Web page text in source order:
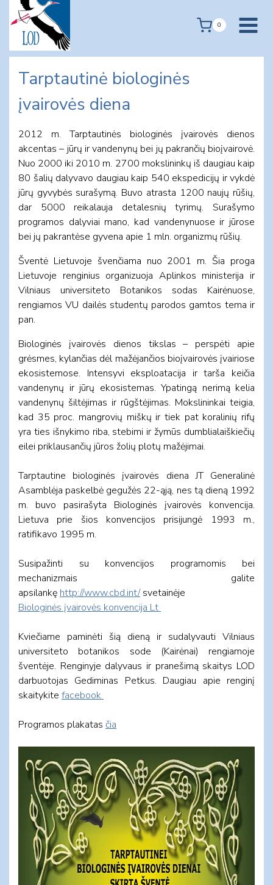
content
0
Tarptautinė biologinės
įvairovės diena
2012 m. Tarptautinės biologinės įvairovės dienos
akcentas – jūrų ir vandenynų bei jų pakrančių bioįvairovė.
Nuo 2000 iki 2010 m. 2700 mokslininkų iš daugiau kaip
80 šalių dalyvavo daugiau kaip 540 ekspedicijų ir vykdė
jūrų gyvybės surašymą. Buvo atrasta 1200 naujų rūšių,
dar 5000 reikalauja detalesnių tyrimų. Surašymo
programos dalyviai mano, kad vandenynuose ir jūrose
bei jų pakrantėse gyvena apie 1 mln. organizmų rūšių.
Šventė Lietuvoje švenčiama nuo 2001 m. Šia proga
Lietuvoje renginius organizuoja Aplinkos ministerija ir
Vilniaus universiteto Botanikos sodas Kairėnuose,
rengiamos VU dailės studentų parodos gamtos tema ir
pan.
Biologinės įvairovės dienos tikslas – perspėti apie
grėsmes, kylančias dėl mažėjančios bioįvairovės įvairiose
ekosistemose. Intensyvi eksploatacija ir tarša keičia
vandenynų ir jūrų ekosistemas. Ypatingą nerimą kelia
vandenynų šiltėjimas ir rūgštėjimas. Mokslininkai teigia,
kad 35 proc. mangrovių miškų ir tiek pat koralinių rifų
yra ties išnykimo riba, stebimi ir žymūs dumblialaiškiečių
eilei priklausančių jūros žolių plotų mažėjimai.
Tarptautine biologinės įvairovės diena JT Generalinė
Asamblėja paskelbė gegužės 22-ąją, nes tą dieną 1992
m. buvo pasirašyta Biologinės įvairovės konvencija.
Lietuva prie šios konvencijos prisijungė 1993 m.,
ratifikavo 1995 m.
Susipažinti su konvencijos programomis bei
mechanizmais galite
apsilankę http://www.cbd.int/svetainėje
Biologinės įvairovės konvencija Lt
Kviečiame paminėti šią dieną ir sudalyvauti Vilniaus
universiteto botanikos sode (Kairėnai) rengiamoje
šventėje. Renginyje dalyvaus ir pranešimą skaitys LOD
darbuotojas Gediminas Petkus. Daugiau apie renginį
skaitykite facebook
Programos plakatas čia